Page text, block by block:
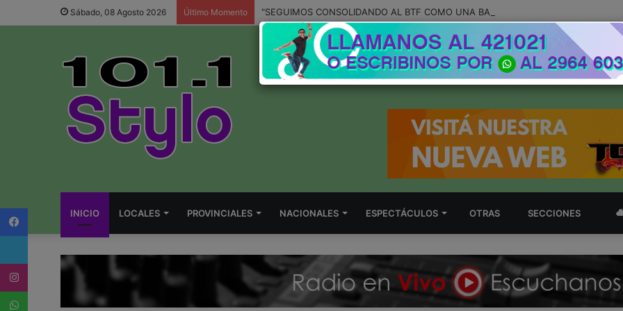
Sábado, 08 Agosto 2026 Último Momento
INICIO LOCALES PROVINCIALES NACIONALES ESPECTÁCULOS OTRAS SECCIONES
Twitter
Instagram